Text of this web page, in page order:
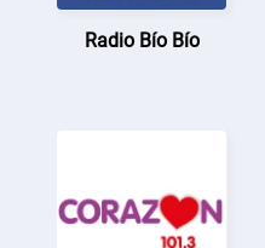
Radio Bío Bío